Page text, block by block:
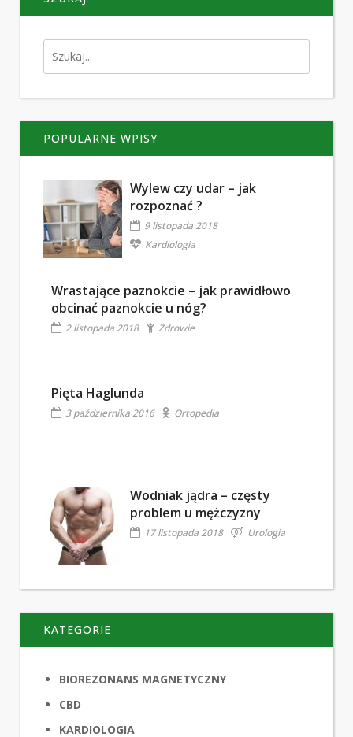
POPULARNE WPISY
Wylew czy udar – jak
rozpoznać ?
9 listopada 2018
Kardiologia
Wrastające paznokcie – jak prawidłowo
obcinać paznokcie u nóg?
2 listopada 2018 Zdrowie
Pięta Haglunda
3 października 2016 Ortopedia
Wodniak jądra – częsty
problem u mężczyzny
17 listopada 2018 Urologia
KATEGORIE
BIOREZONANS MAGNETYCZNY
CBD
KARDIOLOGIA